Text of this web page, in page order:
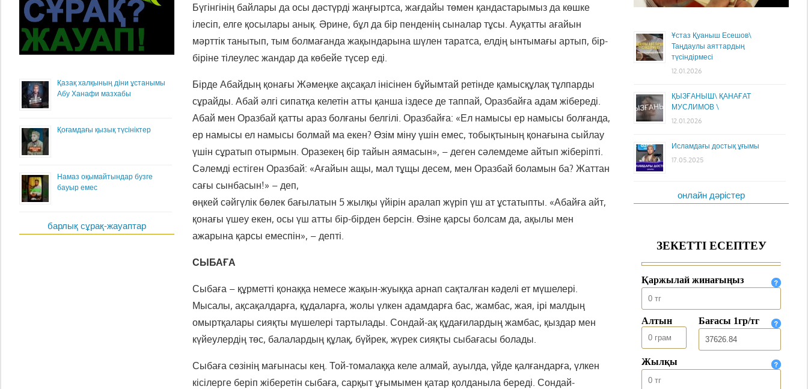
Бүгінгінің байлары да осы дәстүрді жаңғыртса, жағдайы төмен қандастарымыз да көшке
ілесіп, елге қосылары анық. Әрине, бұл да бір пенденің сыналар тұсы. Ауқатты ағайын
мәрттік танытып, тым болмағанда жақындарына шүлен таратса, елдің ынтымағы артып, бір-
біріне тілеулес жандар да көбейе түсер еді.
Бірде Абайдың қонағы Жәмеңке ақсақал інісінен бұйымтай ретінде қамысқұлақ тұлпарды
сұрайды. Абай әлгі сипатқа келетін атты қанша іздесе де таппай, Оразбайға адам жібереді.
Абай мен Оразбай қатты араз болғаны белгілі. Оразбайға: «Ел намысы ер намысы болғанда,
ер намысы ел намысы болмай ма екен? Өзім міну үшін емес, тобықтының қонағына сыйлау
үшін сұратып отырмын. Оразекең бір тайын аямасын», – деген сәлемдеме айтып жіберіпті.
Сәлемді естіген Оразбай: «Ағайын ащы, мал тұщы десем, мен Оразбай боламын ба? Жаттан
сағы сынбасын!» – деп,
өңкей сәйгүлік бөлек бағылатын 5 жылқы үйірін аралап жүріп үш ат ұстатыпты. «Абайға айт,
қонағы үшеу екен, осы үш атты бір-бірден берсін. Өзіне қарсы болсам да, ақылы мен
ажарына қарсы емеспін», – депті.
СЫБАҒА
Сыбаға – құрметті қонаққа немесе жақын-жуыққа арнап сақталған кәделі ет мүшелері.
Мысалы, ақсақалдарға, құдаларға, жолы үлкен адамдарға бас, жамбас, жая, ірі малдың
омыртқалары сияқты мүшелері тартылады. Сондай-ақ құдағилардың жамбас, қыздар мен
күйеулердің төс, балалардың құлақ, бүйрек, жүрек сияқты сыбағасы болады.
Сыбаға сөзінің мағынасы кең. Той-томалаққа келе алмай, ауылда, үйде қалғандарға, үлкен
кісілерге беріп жіберетін сыбаға, сарқыт ұғымымен қатар қолданыла береді. Сондай-
Қазақ халқының діни ұстанымы
Абу Ханафи мазхабы
Қоғамдағы қызық түсініктер
Намаз оқымайтындар бузге
бауыр емес
барлық сұрақ-жауаптар
Ұстаз Қуаныш Есешов\
Таңдаулы аяттардың
түсіндірмесі
12.01.2026
ҚЫЗҒАНЫШ\ ҚАНАҒАТ
МУСЛИМОВ \
12.01.2026
Исламдағы достық ұғымы
17.05.2025
онлайн дәрістер